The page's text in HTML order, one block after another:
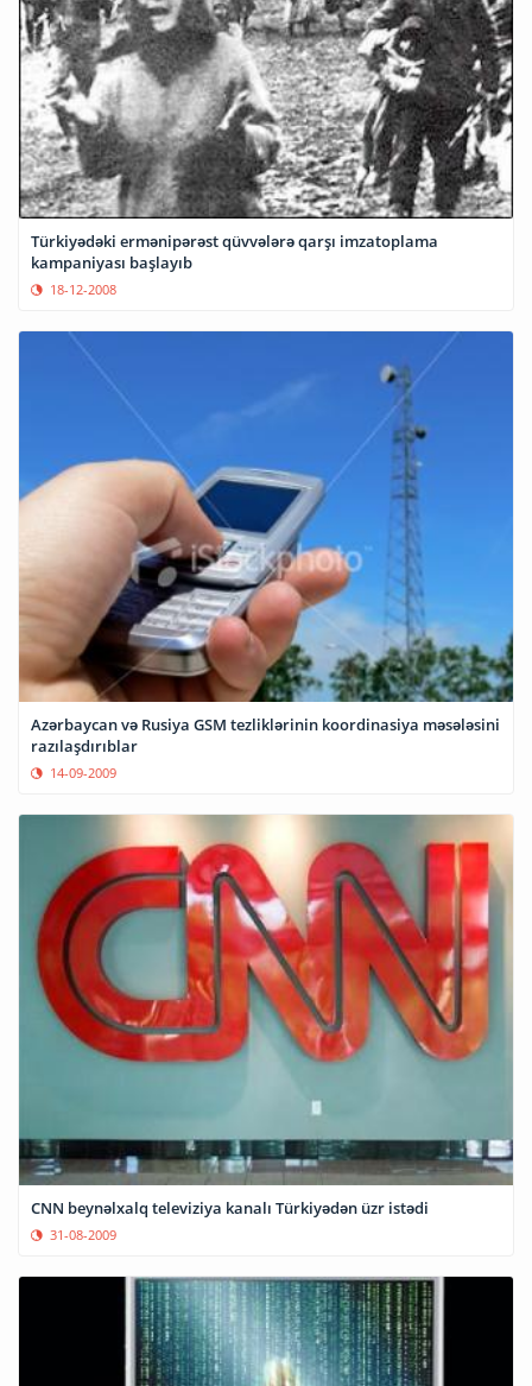
Türkiyədəki ermənipərəst qüvvələrə qarşı imzatoplama
kampaniyası başlayıb
18-12-2008
Azərbaycan və Rusiya GSM tezliklərinin koordinasiya məsələsini
razılaşdırıblar
14-09-2009
CNN beynəlxalq televiziya kanalı Türkiyədən üzr istədi
31-08-2009